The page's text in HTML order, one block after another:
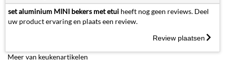
set aluminium MINI bekers met etui heeft nog geen reviews. Deel
uw product ervaring en plaats een review.
Review plaatsen
Meer van keukenartikelen